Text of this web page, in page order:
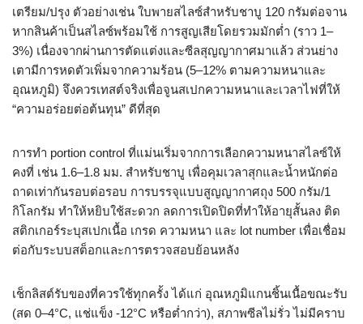
เตรียม/ปรุง ตัวอย่างเช่น ใบพายสไลซ์สำหรับชาบู 120 กรัมต่อจาน
หากสินค้าเป็นสไลซ์พร้อมใช้ การสูญเสียโดยรวมมักต่ำ (ราว 1–
3%) เนื่องจากผ่านการตัดแต่งและซีลสุญญากาศมาแล้ว ส่วนย่าง
เตามีการหดตัวเพิ่มจากความร้อน (5–12% ตามความหนาและ
อุณหภูมิ) จึงควรเทสต์จริงเพื่อจูนสเปกความหนาและเวลาไฟที่ให้
“ความอร่อยต่อต้นทุน” ดีที่สุด
การทำ portion control ที่แม่นเริ่มจากการเลือกความหนาสไลซ์ให้
คงที่ เช่น 1.6–1.8 มม. สำหรับชาบู เพื่อคุมเวลาสุกและน้ำหนักต่อ
ถาดเท่ากันรอบต่อรอบ การบรรจุแบบสูญญากาศถุง 500 กรัม/1
กิโลกรัม ทำให้หยิบใช้สะดวก ลดการเปิดปิดที่ทำให้อายุสั้นลง ติด
สติกเกอร์ระบุสเปกเนื้อ เกรด ความหนา และ lot number เพื่อเชื่อม
ต่อกับระบบสต็อกและการตรวจสอบย้อนหลัง
เช็กลิสต์รับของที่ควรใช้ทุกครั้ง ได้แก่ อุณหภูมิแกนชิ้นเนื้อขณะรับ
(สด 0–4°C, แช่แข็ง -12°C หรือต่ำกว่า), สภาพซีลไม่รั่ว ไม่มีคราบ